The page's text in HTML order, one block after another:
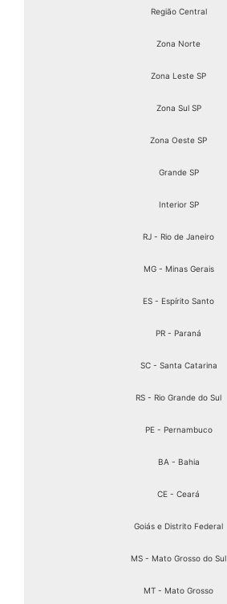
Região Central
Zona Norte
Zona Leste SP
Zona Sul SP
Zona Oeste SP
Grande SP
Interior SP
RJ - Rio de Janeiro
MG - Minas Gerais
ES - Espírito Santo
PR - Paraná
SC - Santa Catarina
RS - Rio Grande do Sul
PE - Pernambuco
BA - Bahia
CE - Ceará
Goiás e Distrito Federal
MS - Mato Grosso do Sul
MT - Mato Grosso